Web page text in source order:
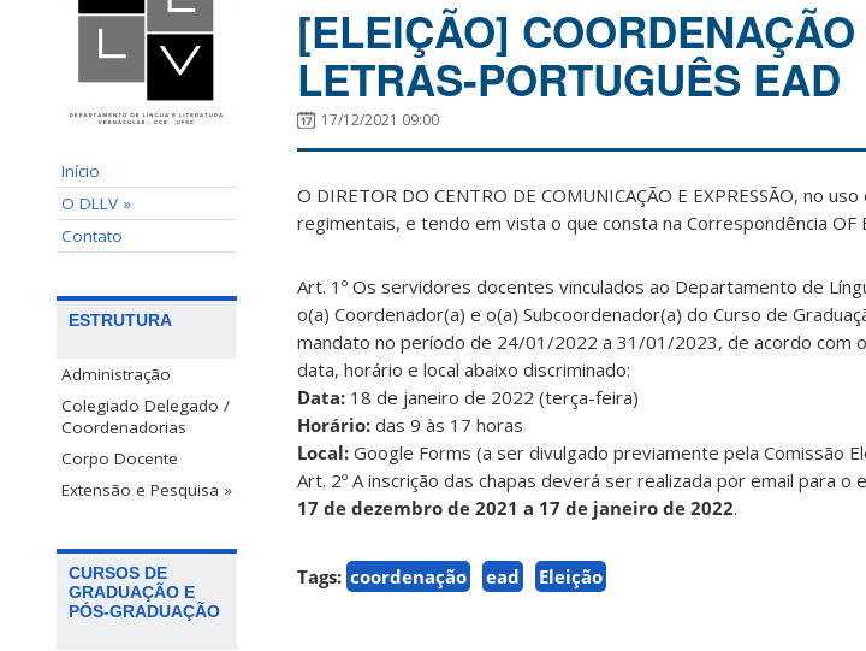
Início
O DLLV »
Contato
ESTRUTURA
Administração
Colegiado Delegado /
Coordenadorias
Corpo Docente
Extensão e Pesquisa »
CURSOS DE
GRADUAÇÃO E
PÓS-GRADUAÇÃO
[ELEIÇÃO]
LETRAS-PORTUGUÊS EAD
17/12/2021 09:00
O DIRETOR DO CENTRO DE COMUNICAÇÃO E EXPRESSÃO, no
regimentais, e tendo em vista o que consta na Correspondência OF
Art. 1º Os servidores docentes vinculados ao Departamento de
o(a) Coordenador(a) e o(a) Subcoordenador(a) do Curso de
mandato no período de 24/01/2022 a 31/01/2023, de acordo com
data, horário e local abaixo discriminado:
Data: 18 de janeiro de 2022 (terça-feira)
Horário: das 9 às 17 horas
Local: Google Forms (a ser divulgado previamente pela Comissão
Art. 2º A inscrição das chapas deverá ser realizada por email para
17 de dezembro de 2021 a 17 de janeiro de 2022.
Tags: coordenação ead Eleição